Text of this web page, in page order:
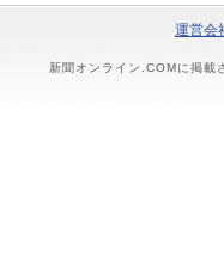
運営会
新聞オンライン.COMに掲載